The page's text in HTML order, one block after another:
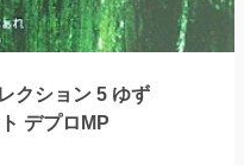
クション 5 ゆず
デプロMP